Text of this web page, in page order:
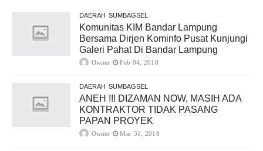
DAERAH SUMBAGSEL
Komunitas KIM Bandar Lampung
Bersama Dirjen Kominfo Pusat Kunjungi
Galeri Pahat Di Bandar Lampung
Owner Feb 04, 2018
DAERAH SUMBAGSEL
ANEH !!! DIZAMAN NOW, MASIH ADA
KONTRAKTOR TIDAK PASANG
PAPAN PROYEK
Owner Mar 31, 2018